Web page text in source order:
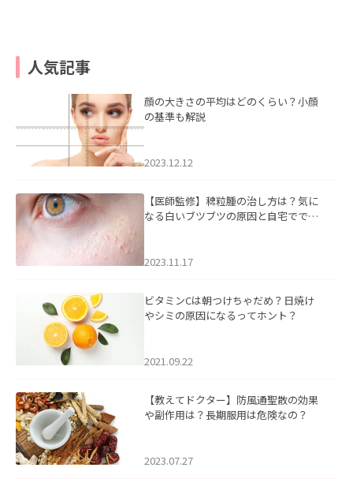
人気記事
顔の大きさの平均はどのくらい？小顔
の基準も解説
2023.12.12
【医師監修】稗粒腫の治し方は？気に
なる白いブツブツの原因と自宅ででき
2023.11.17
ビタミンCは朝つけちゃだめ？日焼け
やシミの原因になるってホント？
2021.09.22
【教えてドクター】防風通聖散の効果
や副作用は？長期服用は危険なの？
2023.07.27